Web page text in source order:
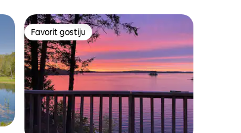
Favorit gostiju
Favorit gostiju